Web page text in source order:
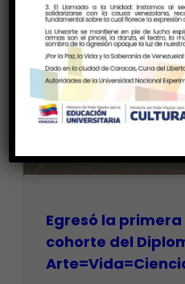
Egresó la primera
cohorte del